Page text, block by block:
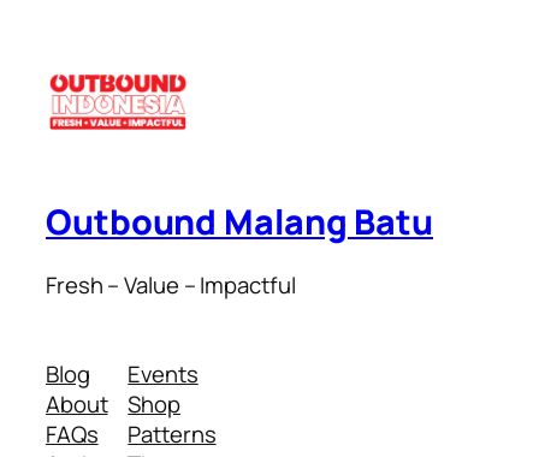
Outbound Malang Batu
Fresh – Value – Impactful
Blog
About
FAQs
Events
Shop
Patterns